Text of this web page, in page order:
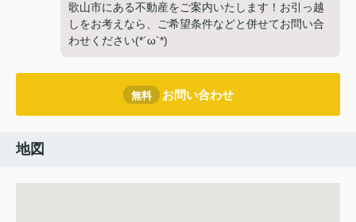
歌山市にある不動産をご案内いたします！お引っ越
しをお考えなら、ご希望条件などと併せてお問い合
わせください(*´ω`*)
無料 お問い合わせ
地図